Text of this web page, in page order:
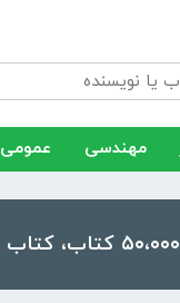
مهندسی عمومی